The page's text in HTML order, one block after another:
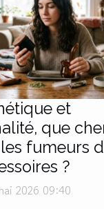
et
que
fumeurs
?
2026 09:40